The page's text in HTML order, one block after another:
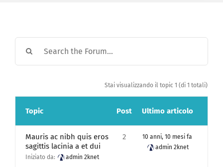
Stai visualizzando il topic 1 (di 1 totali)
Topic Post Ultimo articolo
Mauris ac nibh quis eros
sagittis lacinia a et dui
Iniziato da: admin 2knet
2
10 anni, 10 mesi fa
admin 2knet